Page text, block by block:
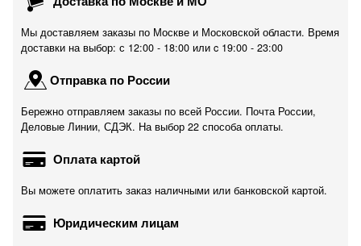
Мы доставляем заказы по Москве и Московской области. Время
доставки на выбор: с 12:00 - 18:00 или c 19:00 - 23:00
Отправка по России
Бережно отправляем заказы по всей России. Почта России,
Деловые Линии, СДЭК. На выбор 22 способа оплаты.
Оплата картой
Вы можете оплатить заказ наличными или банковской картой.
Юридическим лицам